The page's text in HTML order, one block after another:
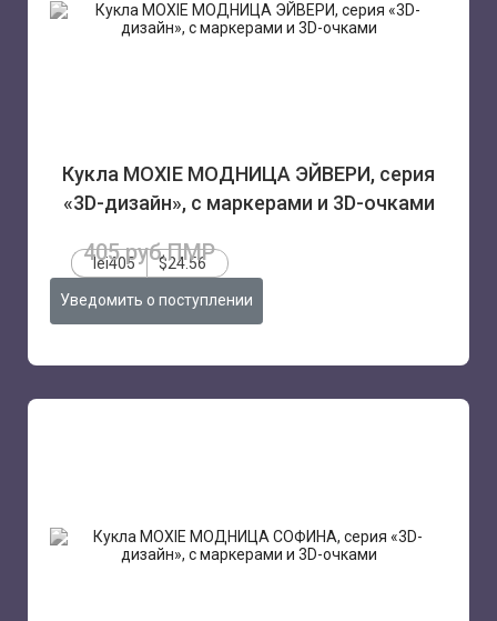
Кукла MOXIE МОДНИЦА ЭЙВЕРИ, серия
«3D-дизайн», с маркерами и 3D-очками
405 руб.ПМР
lei405 $24.56
Уведомить о поступлении